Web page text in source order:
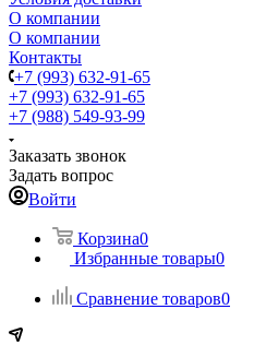
О компании
О компании
Контакты
+7 (993) 632-91-65
+7 (993) 632-91-65
+7 (988) 549-93-99
Заказать звонок
Задать вопрос
Войти
Корзина0
Избранные товары0
Сравнение товаров0